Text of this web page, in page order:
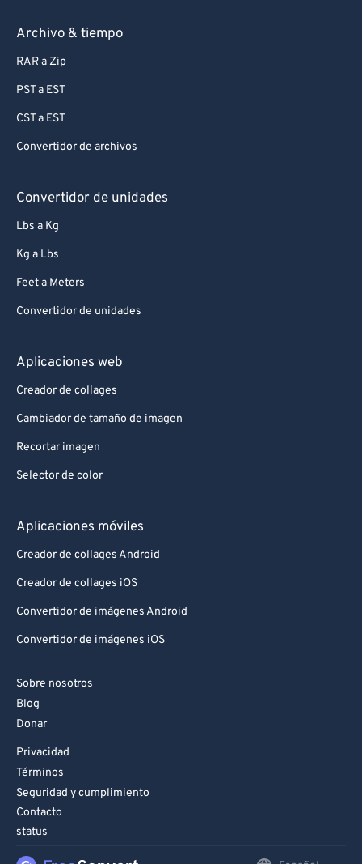
Archivo & tiempo
RAR a Zip
PST a EST
CST a EST
Convertidor de archivos
Convertidor de unidades
Lbs a Kg
Kg a Lbs
Feet a Meters
Convertidor de unidades
Aplicaciones web
Creador de collages
Cambiador de tamaño de imagen
Recortar imagen
Selector de color
Aplicaciones móviles
Creador de collages Android
Creador de collages iOS
Convertidor de imágenes Android
Convertidor de imágenes iOS
Sobre nosotros
Blog
Donar
Privacidad
Términos
Seguridad y cumplimiento
Contacto
status